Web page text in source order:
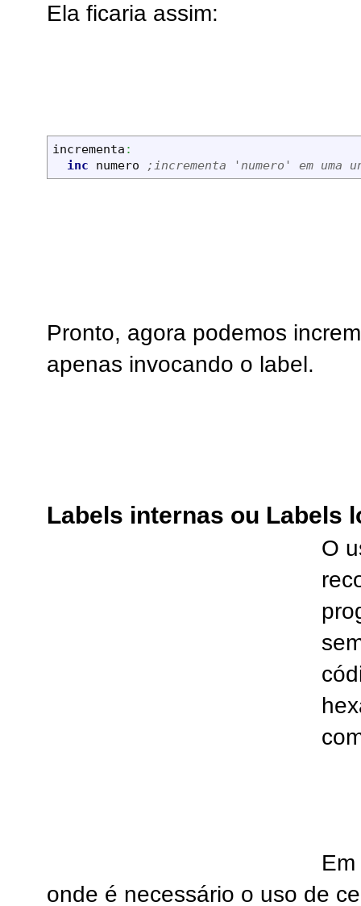
Ela ficaria assim:
incrementa :
inc numero ;incrementa 'numero' em uma
Pronto, agora podemos
apenas invocando o label.
Labels internas ou Labels
O
onde é necessário o uso de